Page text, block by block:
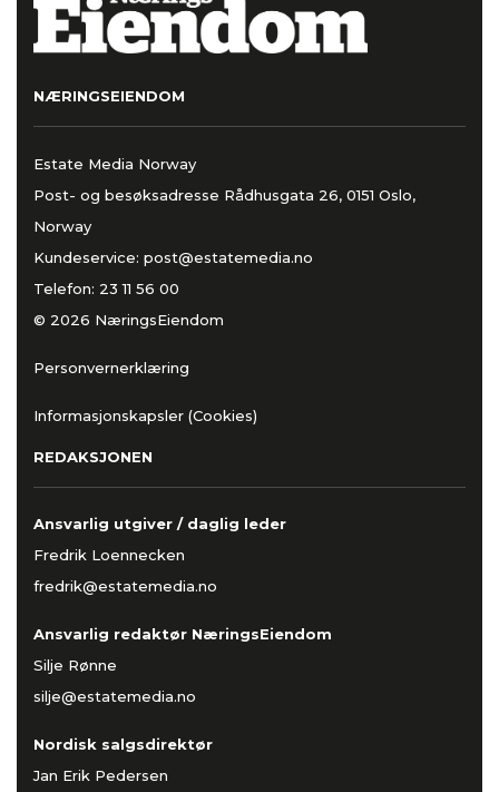
NÆRINGSEIENDOM
Estate Media Norway
Post- og besøksadresse Rådhusgata 26, 0151 Oslo,
Norway
Kundeservice: post@estatemedia.no
Telefon: 23 11 56 00
© 2026 NæringsEiendom
Personvernerklæring
Informasjonskapsler (Cookies)
REDAKSJONEN
Ansvarlig utgiver / daglig leder
Fredrik Loennecken
fredrik@estatemedia.no
Ansvarlig redaktør NæringsEiendom
Silje Rønne
silje@estatemedia.no
Nordisk salgsdirektør
Jan Erik Pedersen